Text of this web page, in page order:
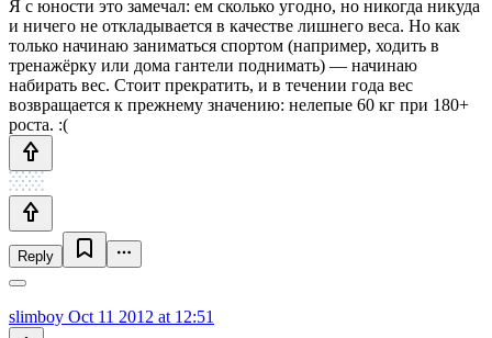
Я с юности это замечал: ем сколько угодно, но никогда никуда
и ничего не откладывается в качестве лишнего веса. Но как
только начинаю заниматься спортом (например, ходить в
тренажёрку или дома гантели поднимать) — начинаю
набирать вес. Стоит прекратить, и в течении года вес
возвращается к прежнему значению: нелепые 60 кг при 180+
роста. :(
Reply
slimboy Oct 11 2012 at 12:51